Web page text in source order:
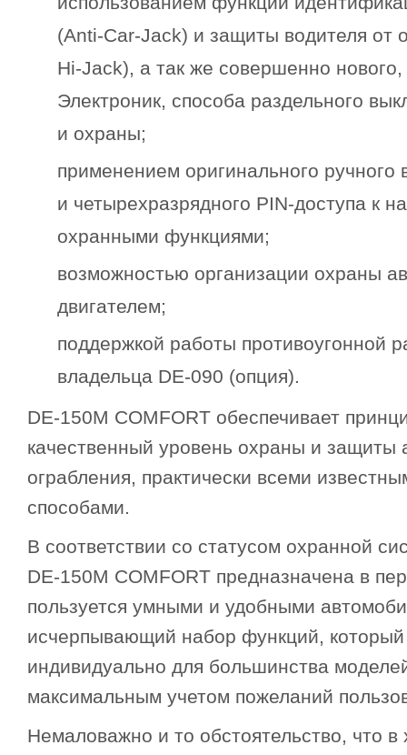
(Anti-Car-Jack) и защиты водителя от
Hi-Jack), а так же совершенно
Электроник, способа раздельного
и охраны;
применением оригинального
и четырехразрядного PIN-доступа к
охранными функциями;
возможностью организации охраны
двигателем;
поддержкой работы противоугонной
владельца DE-090 (опция).
DE-150M COMFORT обеспечивает
качественный уровень охраны и защиты
ограбления, практически всеми
способами.
В соответствии со статусом охранной
DE-150M COMFORT предназначена в
пользуется умными и удобными
исчерпывающий набор функций,
индивидуально для большинства
максимальным учетом пожеланий
Немаловажно и то обстоятельство, что в